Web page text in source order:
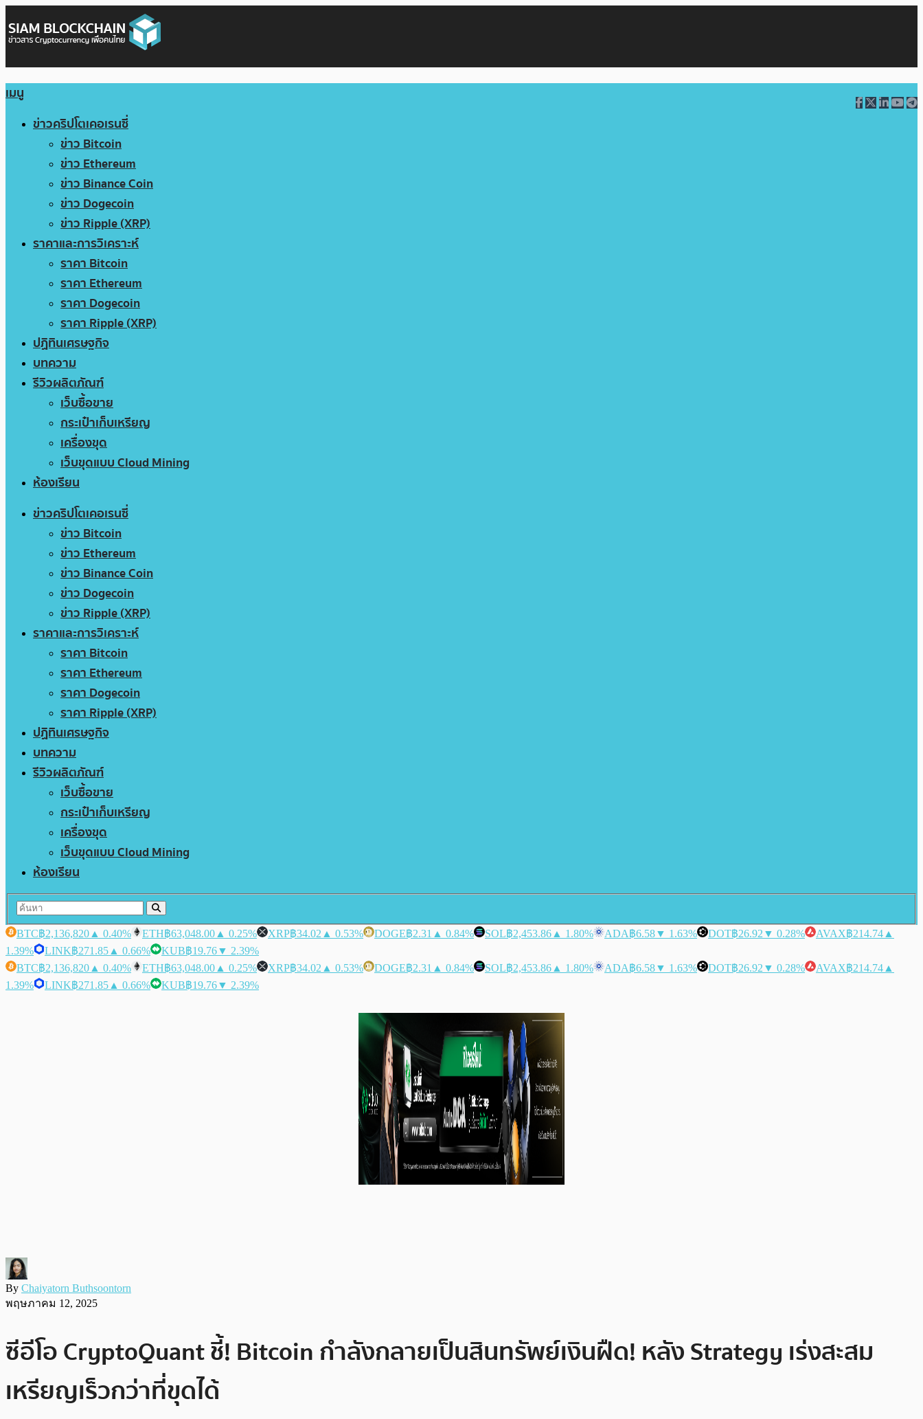
เมนู
ข่าวคริปโตเคอเรนซี่
ข่าว Bitcoin
ข่าว Ethereum
ข่าว Binance Coin
ข่าว Dogecoin
ข่าว Ripple (XRP)
ราคาและการวิเคราะห์
ราคา Bitcoin
ราคา Ethereum
ราคา Dogecoin
ราคา Ripple (XRP)
ปฏิทินเศรษฐกิจ
บทความ
รีวิวผลิตภัณฑ์
เว็บซื้อขาย
กระเป๋าเก็บเหรียญ
เครื่องขุด
เว็บขุดแบบ Cloud Mining
ห้องเรียน
ข่าวคริปโตเคอเรนซี่
ข่าว Bitcoin
ข่าว Ethereum
ข่าว Binance Coin
ข่าว Dogecoin
ข่าว Ripple (XRP)
ราคาและการวิเคราะห์
ราคา Bitcoin
ราคา Ethereum
ราคา Dogecoin
ราคา Ripple (XRP)
ปฏิทินเศรษฐกิจ
บทความ
รีวิวผลิตภัณฑ์
เว็บซื้อขาย
กระเป๋าเก็บเหรียญ
เครื่องขุด
เว็บขุดแบบ Cloud Mining
ห้องเรียน
BTC฿2,136,820 ▲ 0.40% ETH฿63,048.00 ▲ 0.25% XRP฿34.02 ▲ 0.53% DOGE฿2.31 ▲ 0.84% SOL฿2,453.86 ▲ 1.80% ADA฿6.58▼ 1.63% DOT฿26.92 ▼ 0.28% AVAX฿214.74 ▲
1.39%
LINK฿271.85 ▲ 0.66% KUB฿19.76▼ 2.39%
BTC฿2,136,820 ▲ 0.40% ETH฿63,048.00 ▲ 0.25% XRP฿34.02 ▲ 0.53% DOGE฿2.31 ▲ 0.84% SOL฿2,453.86 ▲ 1.80% ADA฿6.58▼ 1.63% DOT฿26.92 ▼ 0.28% AVAX฿214.74 ▲
1.39%
LINK฿271.85 ▲ 0.66% KUB฿19.76▼ 2.39%
By Chaiyatorn Buthsoontorn
พฤษภาคม 12, 2025
ซีอีโอ CryptoQuant ชี้! Bitcoin กำลังกลายเป็นสินทรัพย์เงินฝืด! หลัง Strategy เร่งสะสม
เหรียญเร็วกว่าที่ขุดได้